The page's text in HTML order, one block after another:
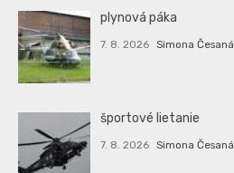
plynová páka
7. 8. 2026 Simona Česaná
športové lietanie
7. 8. 2026 Simona Česaná